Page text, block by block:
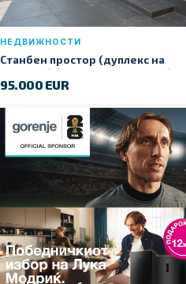
НЕДВИЖНОСТИ
Станбен простор (дуплекс на
продажба) – Ул. Стојан Арсов бр. 1,
Куманово
95.000 EUR